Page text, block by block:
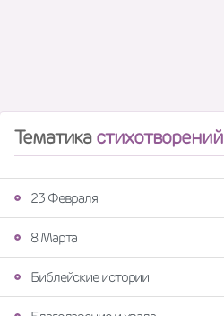
Тематикастихотворений
23 Февраля
8 Марта
Библейские истории